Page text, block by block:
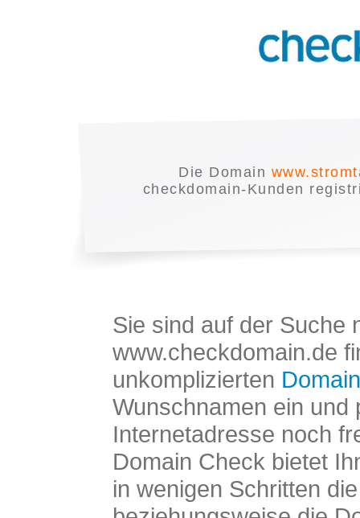
Die Domain
checkdomain-Kunden
Sie sind auf der Suche
www.checkdomain.de
unkomplizierten
Wunschnamen ein und
Internetadresse noch
Domain Check bietet
in wenigen Schritten